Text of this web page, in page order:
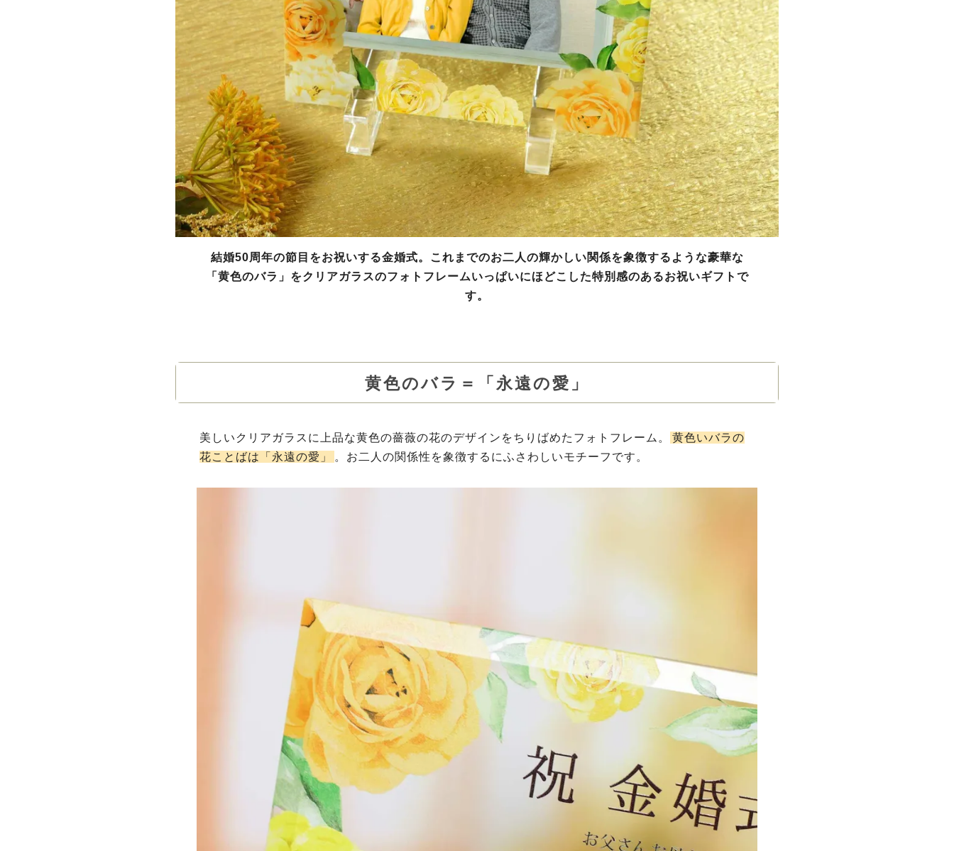
結婚50周年の節目をお祝いする金婚式。これまでのお二人の輝かしい関係を象徴するような豪華な
「黄色のバラ」をクリアガラスのフォトフレームいっぱいにほどこした特別感のあるお祝いギフトで
す。
黄色のバラ＝「永遠の愛」
美しいクリアガラスに上品な黄色の薔薇の花のデザインをちりばめたフォトフレーム。
黄色いバラの
花ことばは「永遠の愛」
。お二人の関係性を象徴するにふさわしいモチーフです。